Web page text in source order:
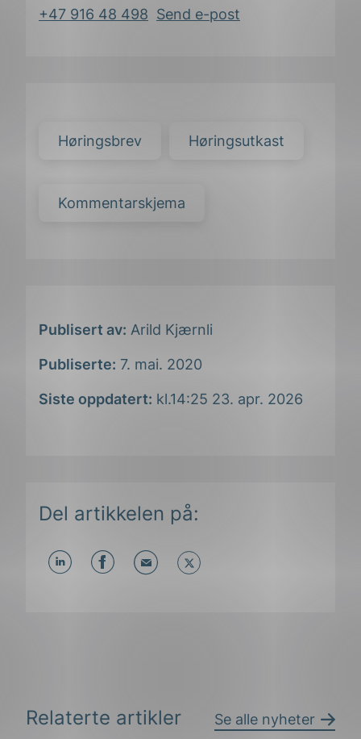
+47 916 48 498 Send e-post
Høringsbrev Høringsutkast
Kommentarskjema
Publisert av: Arild Kjærnli
Publiserte: 7. mai. 2020
Siste oppdatert: kl.14:25 23. apr. 2026
Del artikkelen på:
Relaterte artikler Se alle nyheter